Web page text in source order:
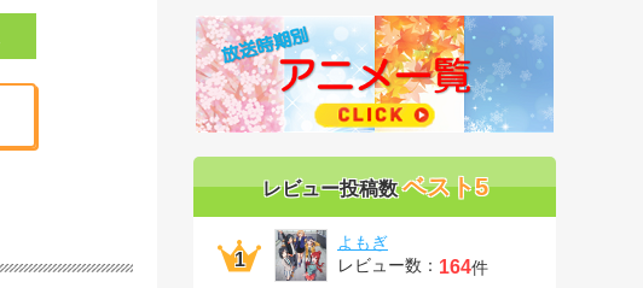
レビュー投稿数ベスト5
よもぎ
レビュー数： 164件